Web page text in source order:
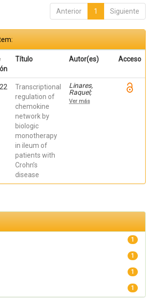
Anterior 1 Siguiente
Título Autor(es) Acceso
Transcriptional
regulation of
chemokine
network by
biologic
monotherapy
in ileum of
patients with
Crohn’s
disease
Linares,
Raquel;
Gutiérrez,
Ana;
Ver más
1
1
1
1